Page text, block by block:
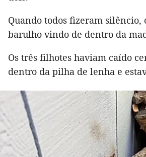
Quando todos fizeram
barulho vindo de dentro da
Os três filhotes haviam caído
dentro da pilha de lenha e